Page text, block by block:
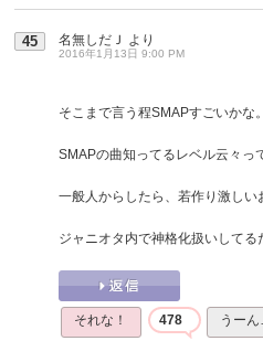
45 名無しだＪ より
2016年1月13日 9:00 PM
そこまで言う程SMAPすごいかな
SMAPの曲知ってるレベル云々っ
一般人からしたら、若作り激しい
ジャニオタ内で神格化扱いしてる
それな！ 478 うー